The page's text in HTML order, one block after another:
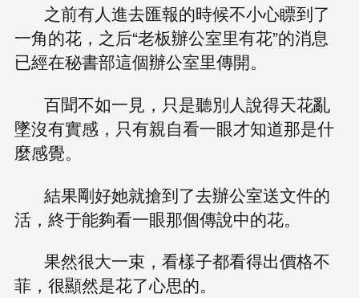
之前有人進去匯報的時候不小心瞟到了
一角的花，之后“老板辦公室里有花”的消息
已經在秘書部這個辦公室里傳開。
百聞不如一見，只是聽別人說得天花亂
墜沒有實感，只有親自看一眼才知道那是什
麼感覺。
結果剛好她就搶到了去辦公室送文件的
活，終于能夠看一眼那個傳說中的花。
果然很大一束，看樣子都看得出價格不
菲，很顯然是花了心思的。